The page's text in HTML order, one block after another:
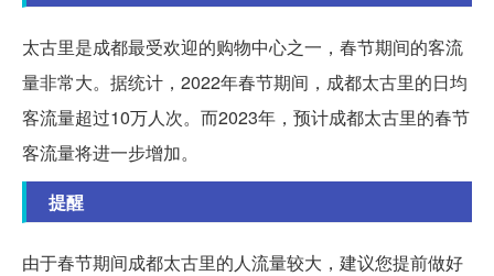
太古里是成都最受欢迎的购物中心之一，春节期间的客流
量非常大。据统计，2022年春节期间，成都太古里的日均
客流量超过10万人次。而2023年，预计成都太古里的春节
客流量将进一步增加。
提醒
由于春节期间成都太古里的人流量较大，建议您提前做好